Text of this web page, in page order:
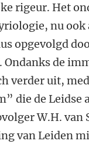
rigeur. Het
nu
opgevolgd
de
verder uit,
die de Leidse
W.H. van
van Leiden